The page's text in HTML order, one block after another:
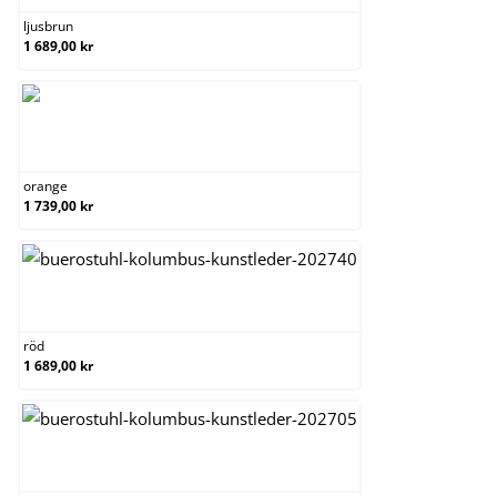
ljusbrun
1 689,00 kr
orange
1 739,00 kr
röd
1 689,00 kr